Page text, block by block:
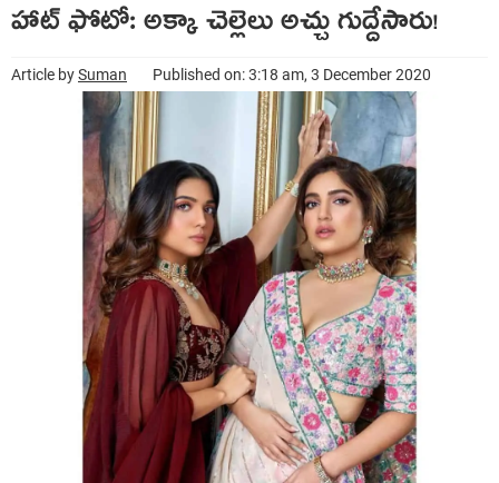
హాట్‍ ఫోటో: అక్కా చెల్లెలు అచ్చు గుద్దేసారు!
Article bySuman Published on: 3:18 am, 3 December 2020